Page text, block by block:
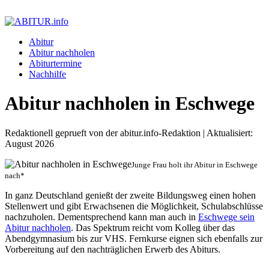
Abitur
Abitur nachholen
Abiturtermine
Nachhilfe
Abitur nachholen in Eschwege
Redaktionell geprueft von der abitur.info-Redaktion | Aktualisiert:
August 2026
Junge Frau holt ihr Abitur in Eschwege
nach*
In ganz Deutschland genießt der zweite Bildungsweg einen hohen
Stellenwert und gibt Erwachsenen die Möglichkeit, Schulabschlüsse
nachzuholen. Dementsprechend kann man auch in Eschwege sein
Abitur nachholen. Das Spektrum reicht vom Kolleg über das
Abendgymnasium bis zur VHS. Fernkurse eignen sich ebenfalls zur
Vorbereitung auf den nachträglichen Erwerb des Abiturs.